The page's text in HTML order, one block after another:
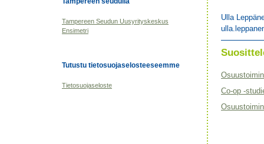
Tampereen Seudun Uusyrityskeskus
Ensimetri
Tutustu tietosuojaselosteeseemme
Tietosuojaseloste
Ulla
Co-op -